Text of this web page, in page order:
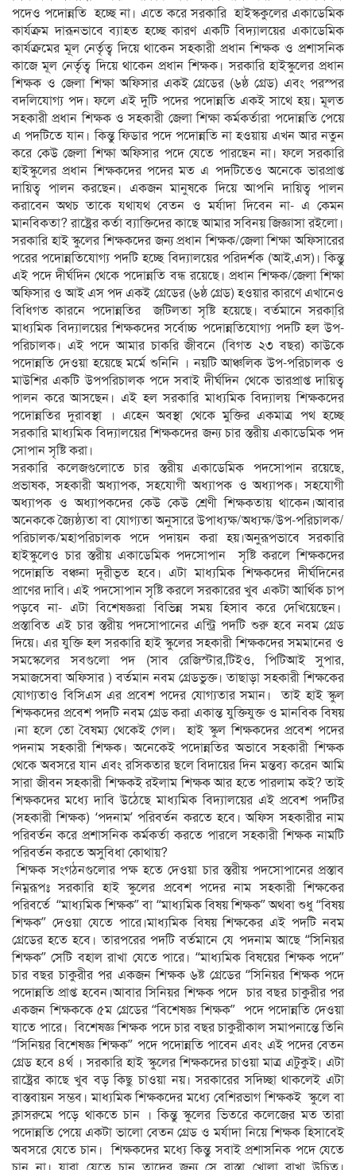
পদেও পদোন্নতি হচ্ছে না। এতে করে সরকারি হাইস্ককুলের একাডেমিক
কার্যক্রম দারূনভাবে ব্যাহত হচ্ছে কারণ একটি বিদ্যালয়ের একাডেমিক
কার্যক্রমের মূল নের্তৃত্ব দিয়ে থাকেন সহকারী প্রধান শিক্ষক ও প্রশাসনিক
কাজে মূল নের্তৃত্ব দিয়ে থাকেন প্রধান শিক্ষক। সরকারি হাইস্কুলের প্রধান
শিক্ষক ও জেলা শিক্ষা অফিসার একই গ্রেডের (৬ষ্ঠ গ্রেড) এবং পরস্পর
বদলিযোগ্য পদ। ফলে এই দুটি পদের পদোন্নতি একই সাথে হয়। মূলত
সহকারী প্রধান শিক্ষক ও সহকারী জেলা শিক্ষা কর্মকর্তারা পদোন্নতি পেয়ে
এ পদটিতে যান। কিন্তু ফিডার পদে পদোন্নতি না হওয়ায় এখন আর নতুন
করে কেউ জেলা শিক্ষা অফিসার পদে যেতে পারছেন না। ফলে সরকারি
হাইস্কুলের প্রধান শিক্ষকদের পদের মত এ পদটিতেও অনেকে ভারপ্রাপ্ত
দায়িত্ব পালন করছেন। একজন মানুষকে দিয়ে আপনি দায়িত্ব পালন
করাবেন অথচ তাকে যথাযথ বেতন ও মর্যাদা দিবেন না- এ কেমন
মানবিকতা? রাষ্ট্রের কর্তা ব্যাক্তিদের কাছে আমার সবিনয় জিজ্ঞাসা রইলো।
সরকারি হাই স্কুলের শিক্ষকদের জন্য প্রধান শিক্ষক/জেলা শিক্ষা অফিসারের
পরের পদোন্নতিযোগ্য পদটি হচ্ছে বিদ্যালয়ের পরিদর্শক (আই,এস)। কিন্তু
এই পদে দীর্ঘদিন থেকে পদোন্নতি বন্ধ রয়েছে। প্রধান শিক্ষক/জেলা শিক্ষা
অফিসার ও আই এস পদ একই গ্রেডের (৬ষ্ঠ গ্রেড) হওয়ার কারণে এখানেও
বিধিগত কারনে পদোন্নতির জটিলতা সৃষ্টি হয়েছে। বর্তমানে সরকা্রি
মাধ্যমিক বিদ্যালয়ের শিক্ষকদের সর্বোচ্চ পদোন্নতিযোগ্য পদটি হল উপ-
পরিচালক। এই পদে আমার চাকরি জীবনে (বিগত ২৩ বছর) কাউকে
পদোন্নতি দেওয়া হয়েছে মর্মে শুনিনি । নয়টি আঞ্চলিক উপ-পরিচালক ও
মাউশির একটি উপপরিচালক পদে সবাই দীর্ঘদিন থেকে ভারপ্রাপ্ত দায়িত্ব
পালন করে আসছেন। এই হল সরকারি মাধ্যমিক বিদ্যালয় শিক্ষকদের
পদোন্নতির দুরাবস্থা । এহেন অবস্থা থেকে মুক্তির একমাত্র পথ হচ্ছে
সরকারি মাধ্যমিক বিদ্যালয়ের শিক্ষকদের জন্য চার স্তরীয় একাডেমিক পদ
সোপান সৃষ্টি করা।
সরকারি কলেজগুলোতে চার স্তরীয় একাডেমিক পদসোপান রয়েছে,
প্রভাষক, সহকারী অধ্যাপক, সহযোগী অধ্যাপক ও অধ্যাপক। সহযোগী
অধ্যাপক ও অধ্যাপকদের কেউ কেউ শ্রেণী শিক্ষকতায় থাকেন।আবার
অনেককে জ্যৈষ্ঠ্যতা বা যোগ্যতা অনুসারে উপাধ্যক্ষ/অধ্যক্ষ/উপ-পরিচালক/
পরিচালক/মহাপরিচালক পদে পদায়ন করা হয়।অনুরূপভাবে সরকারি
হাইস্কুলেও চার স্তরীয় একাডেমিক পদসোপান সৃষ্টি করলে শিক্ষকদের
পদোন্নতি বঞ্চনা দূরীভূত হবে। এটা মাধ্যমিক শিক্ষকদের দীর্ঘদিনের
প্রাণের দাবি। এই পদসোপান সৃষ্টি করলে সরকারের খুব একটা আর্থিক চাপ
পড়বে না- এটা বিশেষজ্ঞরা বিভিন্ন সময় হিসাব করে দেখিয়েছেন।
প্রস্তাবিত এই চার স্তরীয় পদসোপানের এন্ট্রি পদটি শুরু হবে নবম গ্রেড
দিয়ে। এর যুক্তি হল সরকারি হাই স্কুলের সহকারী শিক্ষকদের সমমানের ও
সমস্কেলের সবগুলো পদ (সাব রেজিস্টার,টিইও, পিটিআই সুপার,
সমাজসেবা অফিসার ) বর্তমান নবম গ্রেডভুক্ত। তাছাড়া সহকারী শিক্ষকের
যোগ্যতাও বিসিএস এর প্রবেশ পদের যোগ্যতার সমান। তাই হাই স্কুল
শিক্ষকদের প্রবেশ পদটি নবম গ্রেড করা একান্ত যুক্তিযুক্ত ও মানবিক বিষয়
।না হলে তো বৈষম্য থেকেই গেল। হাই স্কুল শিক্ষকদের প্রবেশ পদের
পদনাম সহকারী শিক্ষক। অনেকেই পদোন্নতির অভাবে সহকারী শিক্ষক
থেকে অবসরে যান এবং রসিকতার ছলে বিদায়ের দিন মন্তব্য করেন আমি
সারা জীবন সহকারী শিক্ষকই রইলাম শিক্ষক আর হতে পারলাম কই? তাই
শিক্ষকদের মধ্যে দাবি উঠেছে মাধ্যমিক বিদ্যালয়ের এই প্রবেশ পদটির
(সহকারী শিক্ষক) ‘পদনাম’ পরিবর্তন করতে হবে। অফিস সহকারীর নাম
পরিবর্তন করে প্রশাসনিক কর্মকর্তা করতে পারলে সহকারী শিক্ষক নামটি
পরিবর্তন করতে অসুবিধা কোথায়?
শিক্ষক সংগঠনগুলোর পক্ষ হতে দেওয়া চার স্তরীয় পদসোপানের প্রস্তাব
নিম্নরূপঃ সরকারি হাই স্কুলের প্রবেশ পদের নাম সহকারী শিক্ষকের
পরিবর্তে “মাধ্যমিক শিক্ষক” বা “মাধ্যমিক বিষয় শিক্ষক” অথবা শুধু “বিষয়
শিক্ষক” দেওয়া যেতে পারে।মাধ্যমিক বিষয় শিক্ষকের এই পদটি নবম
গ্রেডের হতে হবে। তারপরের পদটি বর্তমানে যে পদনাম আছে “সিনিয়র
শিক্ষক” সেটি বহাল রাখা যেতে পারে। “মাধ্যমিক বিষয়ের শিক্ষক পদে”
চার বছর চাকুরীর পর একজন শিক্ষক ৬ষ্ট গ্রেডের “সিনিয়র শিক্ষক পদে
পদোন্নতি প্রাপ্ত হবেন।আবার সিনিয়র শিক্ষক পদে চার বছর চাকুরীর পর
একজন শিক্ষককে ৫ম গ্রেডের “বিশেষজ্ঞ শিক্ষক” পদে পদোন্নতি দেওয়া
যাতে পারে। বিশেষজ্ঞ শিক্ষক পদে চার বছর চাকুরীকাল সমাপনান্তে তিনি
“সিনিয়র বিশেষজ্ঞ শিক্ষক” পদে পদোন্নতি পাবেন এবং এই পদের বেতন
গ্রেড হবে ৪র্থ । সরকারি হাই স্কুলের শিক্ষকদের চাওয়া মাত্র এটুকুই। এটা
রাষ্ট্রের কাছে খুব বড় কিছু চাওয়া নয়। সরকারের সদিচ্ছা থাকলেই এটা
বাস্তবায়ন সম্ভব। মাধ্যমিক শিক্ষকদের মধ্যে বেশিরভাগ শিক্ষকই স্কুলে বা
ক্লাসরুমে পড়ে থাকতে চান । কিন্তু স্কুলের ভিতরে কলেজের মত তারা
পদোন্নতি পেয়ে একটা ভালো বেতন গ্রেড ও মর্যাদা নিয়ে শিক্ষক হিসাবেই
অবসরে যেতে চান। শিক্ষকদের মধ্যে কিন্তু সবাই প্রশাসনিক পদে যেতে